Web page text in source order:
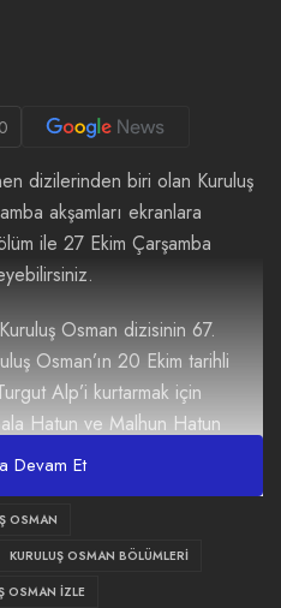
0
dizilerinden biri olan Kuruluş
akşamları ekranlara
ile 27 Ekim Çarşamba
Osman dizisinin 67.
Osman’ın 20 Ekim tarihli
Alp’i kurtarmak için
Hatun ve Malhun Hatun
Bey’in Tekfur Kosses’i
ise Kuruluş Osman 67.
bölümünde Osman Bey
Devam Et
OSMAN
KURULUŞ OSMAN BÖLÜMLERI
OSMAN IZLE